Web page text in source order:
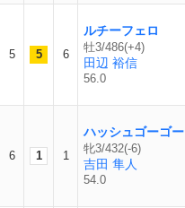
5 5 6
ルチーフェロ
牡3/486(+4)
田辺 裕信
56.0
6 1 1
ハッシュゴーゴー
牝3/432(-6)
吉田 隼人
54.0